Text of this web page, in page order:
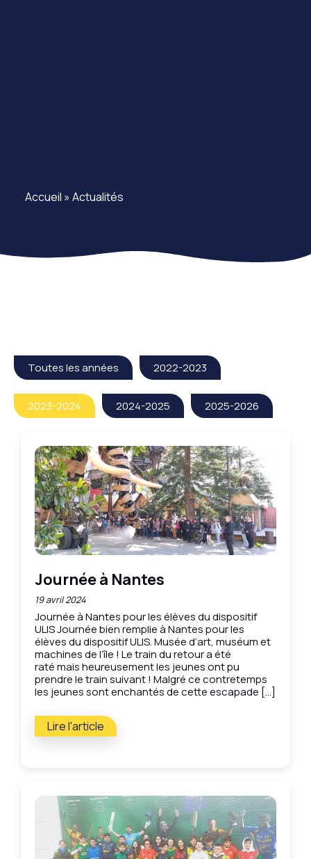
Accueil » Actualités
Toutes les années 2022-2023
2023-2024 2024-2025 2025-2026
Journée à Nantes
19 avril 2024
Journée à Nantes pour les élèves du dispositif
ULIS Journée bien remplie à Nantes pour les
élèves du dispositif ULIS. Musée d’art, muséum et
machines de l’île ! Le train du retour a été
raté mais heureusement les jeunes ont pu
prendre le train suivant ! Malgré ce contretemps
les jeunes sont enchantés de cette escapade […]
Lire l'article